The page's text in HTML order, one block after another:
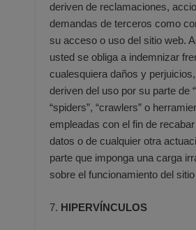
deriven de reclamaciones,
demandas de terceros como
su acceso o uso del sitio web.
usted se obliga a indemnizar
cualesquiera daños y
deriven del uso por su parte de
“spiders”, “crawlers” o
empleadas con el fin de
datos o de cualquier otra
parte que imponga una carga
sobre el funcionamiento del
7. HIPERVÍNCULOS